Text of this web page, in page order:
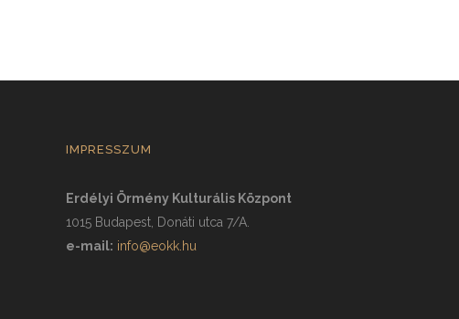
IMPRESSZUM
Erdélyi Örmény Kulturális Központ
1015 Budapest, Donáti utca 7/A.
e-mail: info@eokk.hu